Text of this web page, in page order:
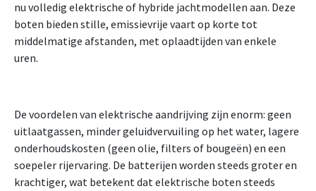
nu volledig elektrische of hybride jachtmodellen aan. Deze
boten bieden stille, emissievrije vaart op korte tot
middelmatige afstanden, met oplaadtijden van enkele
uren.
De voordelen van elektrische aandrijving zijn enorm: geen
uitlaatgassen, minder geluidvervuiling op het water, lagere
onderhoudskosten (geen olie, filters of bougeën) en een
soepeler rijervaring. De batterijen worden steeds groter en
krachtiger, wat betekent dat elektrische boten steeds